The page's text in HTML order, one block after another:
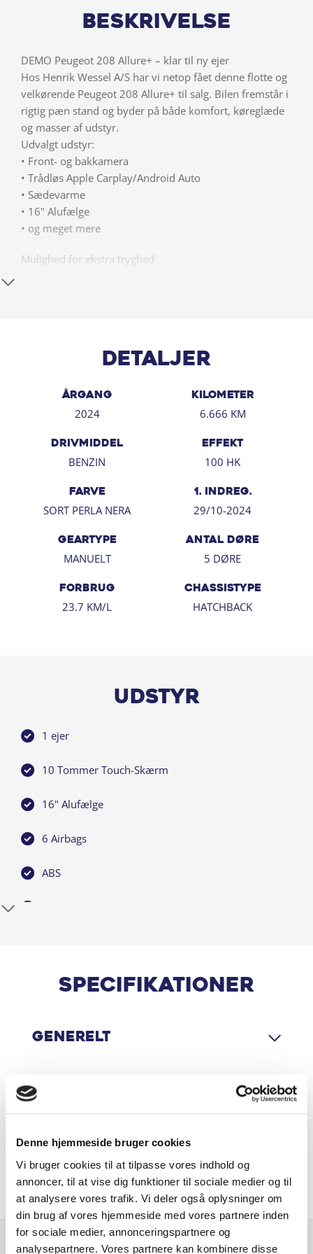
Denne hjemmeside bruger cookies
Vi bruger cookies til at tilpasse vores indhold og
annoncer, til at vise dig funktioner til sociale medier og til
at analysere vores trafik. Vi deler også oplysninger om
din brug af vores hjemmeside med vores partnere inden
for sociale medier, annonceringspartnere og
analysepartnere. Vores partnere kan kombinere disse
Beskrivelse
DEMO Peugeot 208 Allure+ – klar til ny ejer
Hos Henrik Wessel A/S har vi netop fået denne flotte og
velkørende Peugeot 208 Allure+ til salg. Bilen fremstår i
rigtig pæn stand og byder på både komfort, køreglæde
og masser af udstyr.
Udvalgt udstyr:
• Front- og bakkamera
• Trådløs Apple Carplay/Android Auto
• Sædevarme
• 16" Alufælge
• og meget mere
Mulighed for ekstra tryghed
Attraktiv finansiering
Vi samarbejder med If Forsikring, hvor du får 20 % rabat
Kontakt os i dag for mere information eller en prøvetur.
Firskovvej 19 – 2800 Kgs. Lyngby
Tlf.: 44 44 99 99
Der tages forbehold for tastefejl.
Detaljer
ÅRGANG
2024
KILOMETER
6.666 KM
DRIVMIDDEL
BENZIN
EFFEKT
100 HK
FARVE
SORT PERLA NERA
1. INDREG.
29/10-2024
GEARTYPE
MANUELT
ANTAL DØRE
5 DØRE
FORBRUG
23.7 KM/L
CHASSISTYPE
HATCHBACK
Udstyr
1 ejer
10 Tommer Touch-Skærm
16" Alufælge
6 Airbags
ABS
Aut. nedblændeligt bakspejl
AUX stik
Bluetooth
DAB radio
Dæktryksovervågning
Digital instrumentering
El-foldbare spejle m. varme
Specifikationer
Generelt
Motor & Ydelse